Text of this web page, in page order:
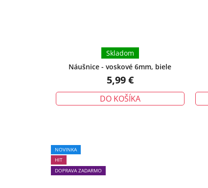
Náušnice - voskové 6mm, biele
Skladom
5,99 €
DO KOŠÍKA
NOVINKA
HIT
DOPRAVA ZADARMO